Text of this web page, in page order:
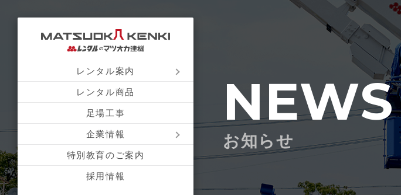
レンタル案内
レンタル商品
足場工事
企業情報
特別教育のご案内
採用情報
NEWS
お知らせ